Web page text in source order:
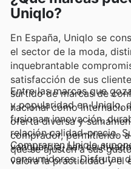
Uniqlo?
En España, Uniqlo se
el sector de la moda,
inquebrantable
satisfacción de sus
surtido de marcas de
nacional como
oferta diversa y
comprador, permitiendo
que se ajusten a sus
Entre las marcas que
y popularidad en Uniqlo,
fusionan innovación,
relación calidad-precio.
vanguardia, han
valora la practicidad y el
Comprar en Uniqlo
consumidores. Disfrutan